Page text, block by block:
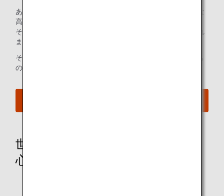
あたたかさ、細やかな心遣い、そして、ワクワクするような
高揚感まで感じてもらいたい。
そして、ANAの空の旅でしか体験することのできない、これ
までにない感動を、世界中の人たちに届けていきたい。
それが、“Inspiration of JAPAN“という言葉に込めた、私たち
の想いです。
世界に誇る上質なおもてなしで、
心満たす空の旅を